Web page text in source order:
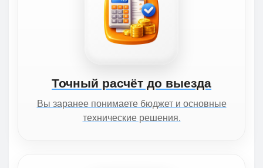
Точный расчёт до выезда
Вы заранее понимаете бюджет и основные
технические решения.